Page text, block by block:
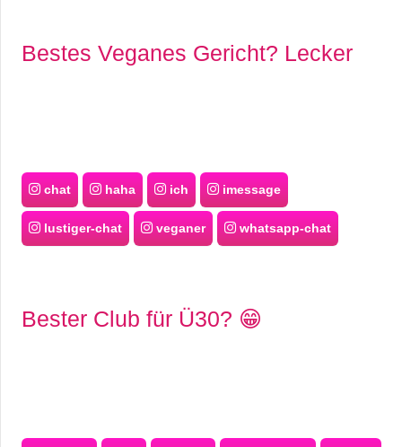
Bestes Veganes Gericht? Lecker
chat haha ich imessage
lustiger-chat veganer whatsapp-chat
Bester Club für Ü30? 😁